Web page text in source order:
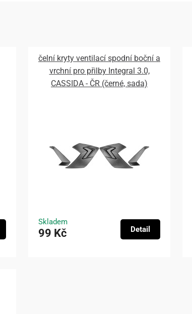
čelní kryty ventilací spodní boční a
vrchní pro přilby Integral 3.0,
CASSIDA - ČR (černé, sada)
Skladem
99 Kč Detail